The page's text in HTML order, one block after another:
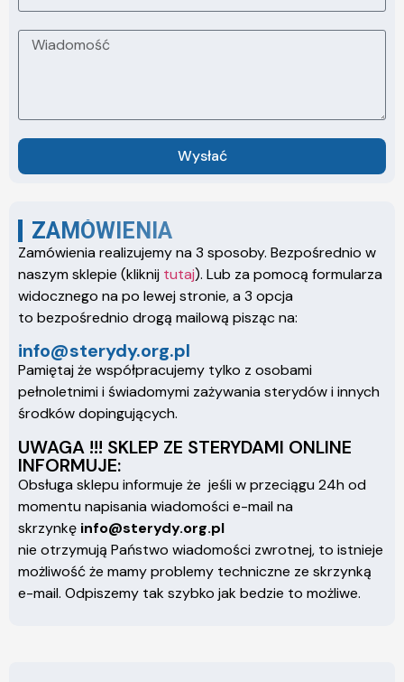
Wysłać
ZAMÓWIENIA
Zamówienia realizujemy na 3 sposoby. Bezpośrednio w
naszym sklepie (kliknij tutaj). Lub za pomocą formularza
widocznego na po lewej stronie, a 3 opcja
to bezpośrednio drogą mailową pisząc na:
info@sterydy.org.pl
Pamiętaj że współpracujemy tylko z osobami
pełnoletnimi i świadomymi zażywania sterydów i innych
środków dopingujących.
UWAGA !!! SKLEP ZE STERYDAMI ONLINE
INFORMUJE:
Obsługa sklepu informuje że jeśli w przeciągu 24h od
momentu napisania wiadomości e-mail na
skrzynkę info@sterydy.org.pl
nie otrzymują Państwo wiadomości zwrotnej, to istnieje
możliwość że mamy problemy techniczne ze skrzynką
e-mail. Odpiszemy tak szybko jak bedzie to możliwe.